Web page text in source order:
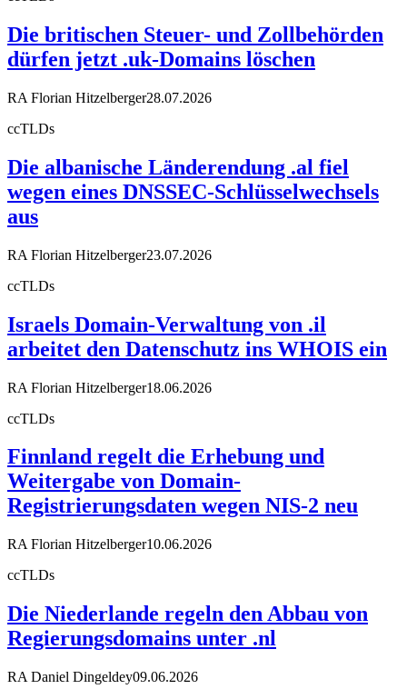
Die britischen Steuer- und Zollbehörden
dürfen jetzt .uk-Domains löschen
RA Florian Hitzelberger28.07.2026
ccTLDs
Die albanische Länderendung .al fiel
wegen eines DNSSEC-Schlüsselwechsels
aus
RA Florian Hitzelberger23.07.2026
ccTLDs
Israels Domain-Verwaltung von .il
arbeitet den Datenschutz ins WHOIS ein
RA Florian Hitzelberger18.06.2026
ccTLDs
Finnland regelt die Erhebung und
Weitergabe von Domain-
Registrierungsdaten wegen NIS-2 neu
RA Florian Hitzelberger10.06.2026
ccTLDs
Die Niederlande regeln den Abbau von
Regierungsdomains unter .nl
RA Daniel Dingeldey09.06.2026